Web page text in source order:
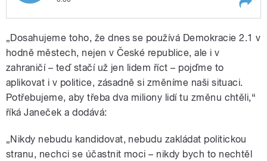
pause
vysvětluje Karel Janeček i Interview
„Dosahujeme toho, že dnes se používá Demokracie 2.1 v
hodně městech, nejen v České republice, ale i v
zahraničí – teď stačí už jen lidem říct – pojďme to
aplikovat i v politice, zásadně si změníme naši situaci.
Potřebujeme, aby třeba dva miliony lidí tu změnu chtěli,“
říká Janeček a dodává:
„Nikdy nebudu kandidovat, nebudu zakládat politickou
stranu, nechci se účastnit moci – nikdy bych to nechtěl